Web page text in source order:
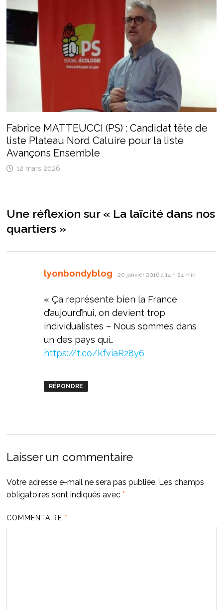
Fabrice MATTEUCCI (PS) : Candidat tête de
liste Plateau Nord Caluire pour la liste
Avançons Ensemble
12 mars 2026
Une réflexion sur « La laïcité dans nos
quartiers»
lyonbondyblog dit :
20 janvier 2016 à 14 h 24 min
« Ça représente bien la France
d’aujourd’hui, on devient trop
individualistes – Nous sommes dans
un des pays qui…
https://t.co/kfviaR28y6
RÉPONDRE
Laisser un commentaire
Votre adresse e-mail ne sera pas publiée. Les champs
obligatoires sont indiqués avec *
COMMENTAIRE *